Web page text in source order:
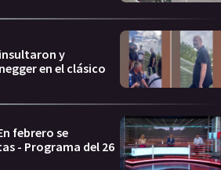
y
en el clásico
febrero se
- Programa del 26